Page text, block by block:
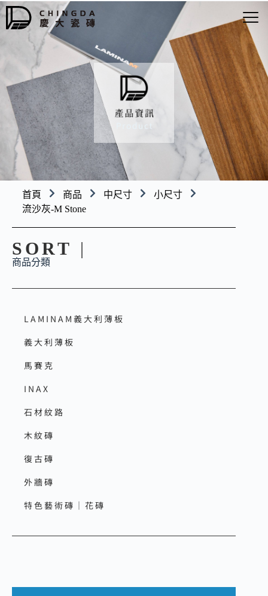
首頁 商品 中尺寸
小尺寸
流沙灰-M Stone
SORT |
商品分類
LAMINAM義大利薄板
義大利薄板
馬賽克
INAX
石材紋路
木紋磚
復古磚
外牆磚
特色藝術磚｜花磚